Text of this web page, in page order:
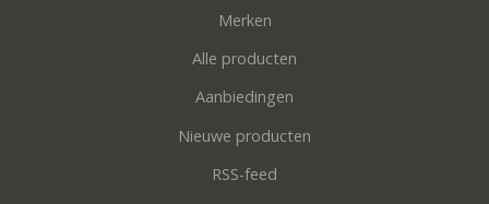
Merken
Alle producten
Aanbiedingen
Nieuwe producten
RSS-feed